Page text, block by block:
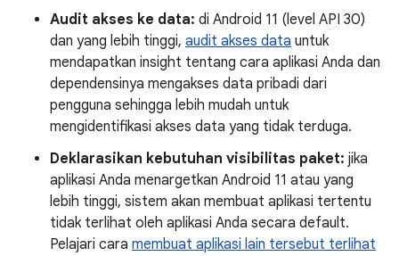
Audit akses ke data: di Android 11 (level API 30)
dan yang lebih tinggi, audit akses data untuk
mendapatkan insight tentang cara aplikasi Anda dan
dependensinya mengakses data pribadi dari
pengguna sehingga lebih mudah untuk
mengidentifikasi akses data yang tidak terduga.
Deklarasikan kebutuhan visibilitas paket: jika
aplikasi Anda menargetkan Android 11 atau yang
lebih tinggi, sistem akan membuat aplikasi tertentu
tidak terlihat oleh aplikasi Anda secara default.
Pelajari cara membuat aplikasi lain tersebut terlihat